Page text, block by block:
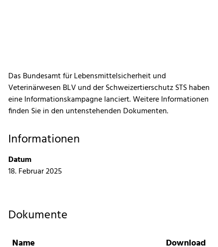
Das Bundesamt für Lebensmittelsicherheit und
Veterinärwesen BLV und der Schweizertierschutz STS haben
eine Informationskampagne lanciert. Weitere Informationen
finden Sie in den untenstehenden Dokumenten.
Informationen
Datum
18. Februar 2025
Dokumente
Name Download